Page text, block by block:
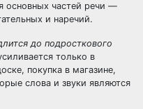
основных частей речи —
и наречий.
до подросткового
только в
покупка в магазине,
слова и звуки являются